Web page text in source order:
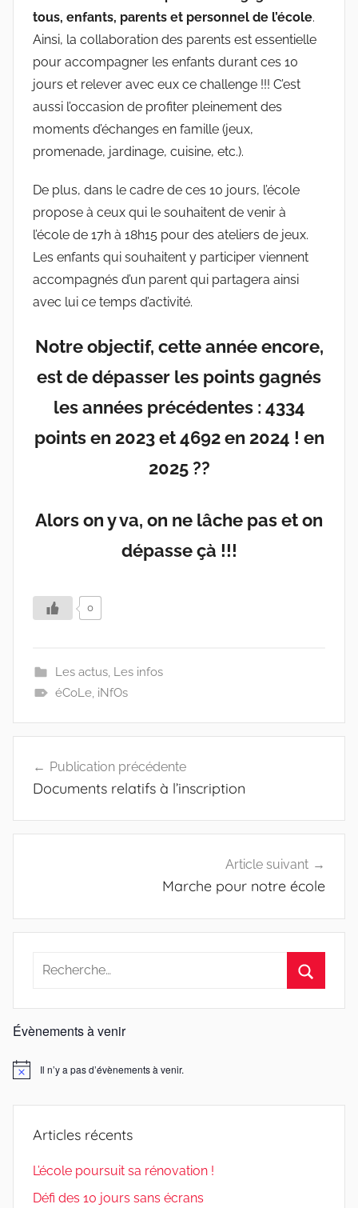
tous, enfants, parents et personnel de l’école.
Ainsi, la collaboration des parents est essentielle
pour accompagner les enfants durant ces 10
jours et relever avec eux ce challenge !!! C’est
aussi l’occasion de profiter pleinement des
moments d’échanges en famille (jeux,
promenade, jardinage, cuisine, etc.).
De plus, dans le cadre de ces 10 jours, l’école
propose à ceux qui le souhaitent de venir à
l’école de 17h à 18h15 pour des ateliers de jeux.
Les enfants qui souhaitent y participer viennent
accompagnés d’un parent qui partagera ainsi
avec lui ce temps d’activité.
Notre objectif, cette année encore,
est de dépasser les points gagnés
les années précédentes : 4334
points en 2023 et 4692 en 2024 ! en
2025 ??
Alors on y va, on ne lâche pas et on
dépasse çà !!!
0
Les actus, Les infos
éCoLe, iNfOs
de
Publication précédente
Documents relatifs à l’inscription
Article suivant
Marche pour notre école
Recherche
:
Évènements à venir
Notice Il n’y a pas d’évènements à venir.
Articles récents
L’école poursuit sa rénovation !
Défi des 10 jours sans écrans